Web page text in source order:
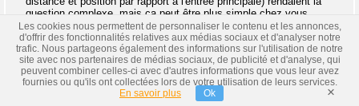
question complexe, mais ça peut être plus simple chez vous.
Cordialement.
23 octobre 2011 à 09:58
Réponse 45 aux problèmes solscarrelage
Invité
Bonjour,
Je re-déterre ce post si jamais Marie est toujours là.
Les cookies nous permettent de personnaliser le contenu et les annonces,
d'offrir des fonctionnalités relatives aux médias sociaux et d'analyser notre
trafic. Nous partageons également des informations sur l'utilisation de notre
site avec nos partenaires de médias sociaux, de publicité et d'analyse, qui
peuvent combiner celles-ci avec d'autres informations que vous leur avez
fournies ou qu'ils ont collectées lors de votre utilisation de leurs services.
En savoir plus
Ok ×